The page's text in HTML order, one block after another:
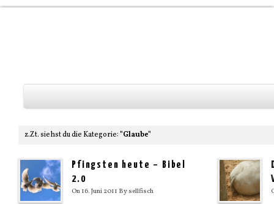
Glaube
Medien
z.Zt. siehst du die Kategorie:"Glaube"
Pfingsten heute – Bibel
2.0
On16. Juni 2011 Bysellfisch